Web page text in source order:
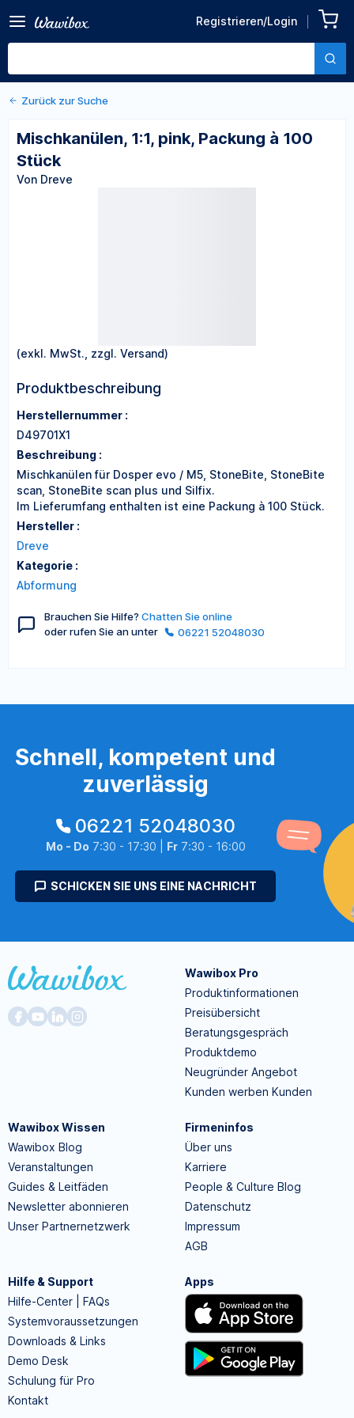
Registrieren/Login
Packung à 100 Stück
Von Dreve
Zurück zu den Produktdetails
Zurück zur Suche
Mischkanülen, 1:1, pink, Packung à 100
Stück
Von Dreve
(exkl. MwSt., zzgl. Versand)
Produktbeschreibung
Herstellernummer :
D49701X1
Beschreibung :
Mischkanülen für Dosper evo / M5, StoneBite, StoneBite
scan, StoneBite scan plus und Silfix.
Im Lieferumfang enthalten ist eine Packung à 100 Stück.
Hersteller :
Dreve
Kategorie :
Abformung
Brauchen Sie Hilfe? Chatten Sie online
oder rufen Sie an unter
06221 52048030
Schnell, kompetent und
zuverlässig
06221 52048030
Mo - Do 7:30 - 17:30 | Fr7:30 - 16:00
SCHICKEN SIE UNS EINE NACHRICHT
Wawibox Pro
Produktinformationen
Preisübersicht
Beratungsgespräch
Produktdemo
Neugründer Angebot
Kunden werben Kunden
Wawibox Wissen
Wawibox Blog
Veranstaltungen
Guides & Leitfäden
Newsletter abonnieren
Unser Partnernetzwerk
Firmeninfos
Über uns
Karriere
People & Culture Blog
Datenschutz
Impressum
AGB
Hilfe & Support
Hilfe-Center | FAQs
Systemvoraussetzungen
Downloads & Links
Demo Desk
Schulung für Pro
Kontakt
Apps